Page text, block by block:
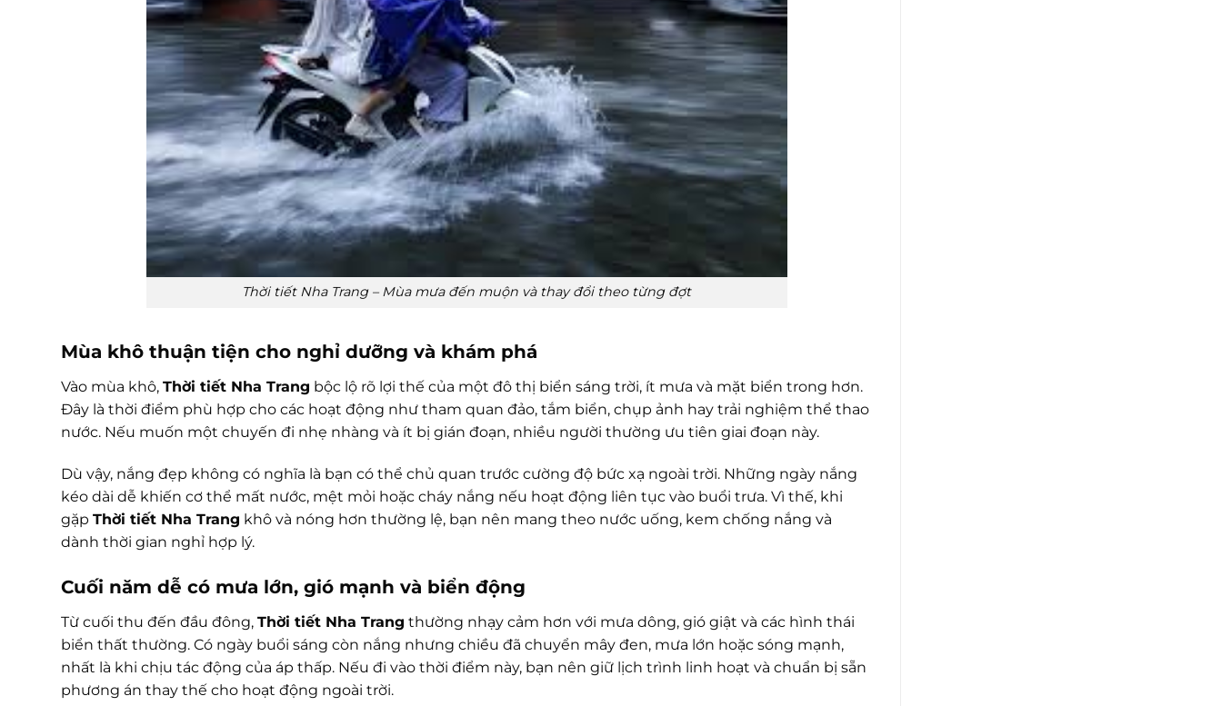
Thời tiết Nha Trang – Mùa mưa đến muộn và thay đổi theo từng đợt
Mùa khô thuận tiện cho nghỉ dưỡng và khám phá
Vào mùa khô, Thời tiết Nha Trang bộc lộ rõ lợi thế của một đô thị biển sáng trời, ít mưa và mặt biển trong hơn.
Đây là thời điểm phù hợp cho các hoạt động như tham quan đảo, tắm biển, chụp ảnh hay trải nghiệm thể thao
nước. Nếu muốn một chuyến đi nhẹ nhàng và ít bị gián đoạn, nhiều người thường ưu tiên giai đoạn này.
Dù vậy, nắng đẹp không có nghĩa là bạn có thể chủ quan trước cường độ bức xạ ngoài trời. Những ngày nắng
kéo dài dễ khiến cơ thể mất nước, mệt mỏi hoặc cháy nắng nếu hoạt động liên tục vào buổi trưa. Vì thế, khi
gặp Thời tiết Nha Trang khô và nóng hơn thường lệ, bạn nên mang theo nước uống, kem chống nắng và
dành thời gian nghỉ hợp lý.
Cuối năm dễ có mưa lớn, gió mạnh và biển động
Từ cuối thu đến đầu đông, Thời tiết Nha Trang thường nhạy cảm hơn với mưa dông, gió giật và các hình thái
biển thất thường. Có ngày buổi sáng còn nắng nhưng chiều đã chuyển mây đen, mưa lớn hoặc sóng mạnh,
nhất là khi chịu tác động của áp thấp. Nếu đi vào thời điểm này, bạn nên giữ lịch trình linh hoạt và chuẩn bị sẵn
phương án thay thế cho hoạt động ngoài trời.